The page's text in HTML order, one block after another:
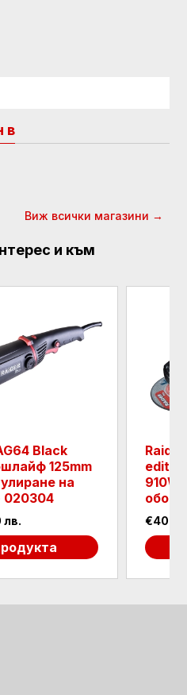
в
Виж всички магазини →
и към
Black
125mm
на
020304
лв.
910W